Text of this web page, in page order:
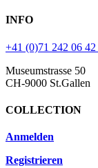
INFO
+41 (0)71 242 06 42
Museumstrasse 50
CH-9000 St.Gallen
COLLECTION
Anmelden
Registrieren